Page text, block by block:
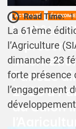
ACTUALITÉ ÉCONOMIE
La Côte
ParisLe
2025 à
du Salon
Read Time: 1
La 61ème
l’Agriculture
dimanche 23
forte présence
l’engagement